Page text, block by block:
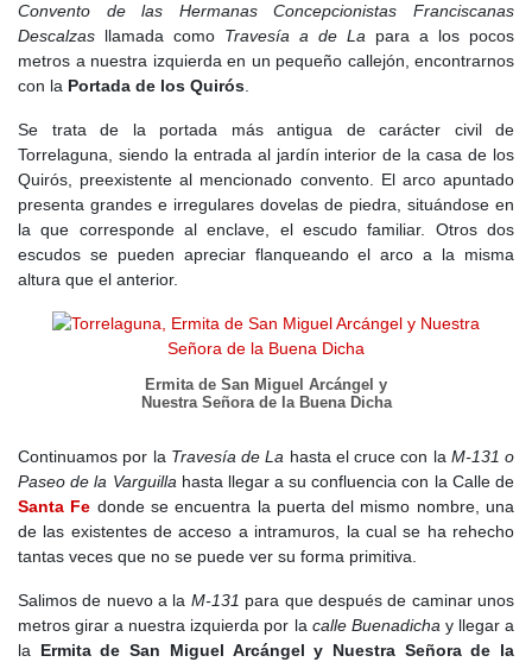
Convento de las Hermanas Concepcionistas Franciscanas
Descalzas llamada como Travesía a de La para a los pocos
metros a nuestra izquierda en un pequeño callejón, encontrarnos
con la Portada de los Quirós.
Se trata de la portada más antigua de carácter civil de
Torrelaguna, siendo la entrada al jardín interior de la casa de los
Quirós, preexistente al mencionado convento. El arco apuntado
presenta grandes e irregulares dovelas de piedra, situándose en
la que corresponde al enclave, el escudo familiar. Otros dos
escudos se pueden apreciar flanqueando el arco a la misma
altura que el anterior.
Ermita de San Miguel Arcángel y
Nuestra Señora de la Buena Dicha
Continuamos por la Travesía de La hasta el cruce con la M-131 o
Paseo de la Varguillahasta llegar a su confluencia con la Calle de
Santa Fe donde se encuentra la puerta del mismo nombre, una
de las existentes de acceso a intramuros, la cual se ha rehecho
tantas veces que no se puede ver su forma primitiva.
Salimos de nuevo a la M-131 para que después de caminar unos
metros girar a nuestra izquierda por la calle Buenadichay llegar a
la Ermita de San Miguel Arcángel y Nuestra Señora de la